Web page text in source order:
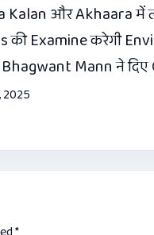
Kalan और Akhaara में
की Examine करेगी
Mann ने
2025